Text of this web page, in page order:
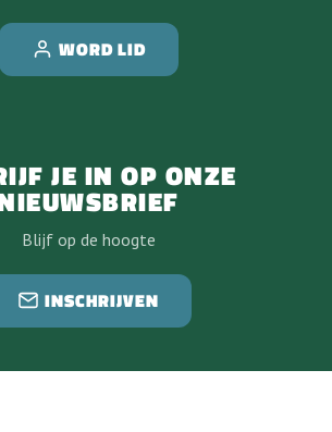
WORD LID
JE IN OP ONZE
Blijf op de hoogte
INSCHRIJVEN